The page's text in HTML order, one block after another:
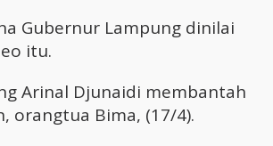
Gubernur Lampung dinilai
itu.
Arinal Djunaidi membantah
orangtua Bima, (17/4).